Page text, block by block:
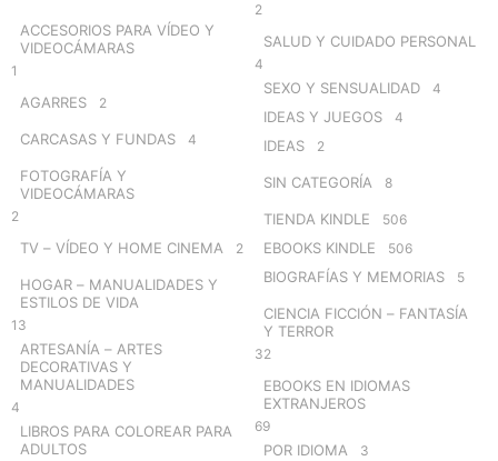
ACCESORIOS PARA VÍDEO Y
VIDEOCÁMARAS
1
AGARRES 2
CARCASAS Y FUNDAS 4
FOTOGRAFÍA Y
VIDEOCÁMARAS
2
TV – VÍDEO Y HOME CINEMA 2
HOGAR – MANUALIDADES Y
ESTILOS DE VIDA
13
ARTESANÍA – ARTES
DECORATIVAS Y
MANUALIDADES
4
LIBROS PARA COLOREAR PARA
ADULTOS
2
SALUD Y CUIDADO PERSONAL
4
SEXO Y SENSUALIDAD 4
IDEAS Y JUEGOS 4
IDEAS 2
SIN CATEGORÍA 8
TIENDA KINDLE 506
EBOOKS KINDLE 506
BIOGRAFÍAS Y MEMORIAS 5
CIENCIA FICCIÓN – FANTASÍA
Y TERROR
32
EBOOKS EN IDIOMAS
EXTRANJEROS
69
POR IDIOMA 3